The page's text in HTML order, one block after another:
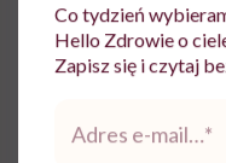
miomektomii,
mięśniaków
ultradźwięków
Co tydzień
Hello Zdrowie o
Zapisz się i czytaj
mail*